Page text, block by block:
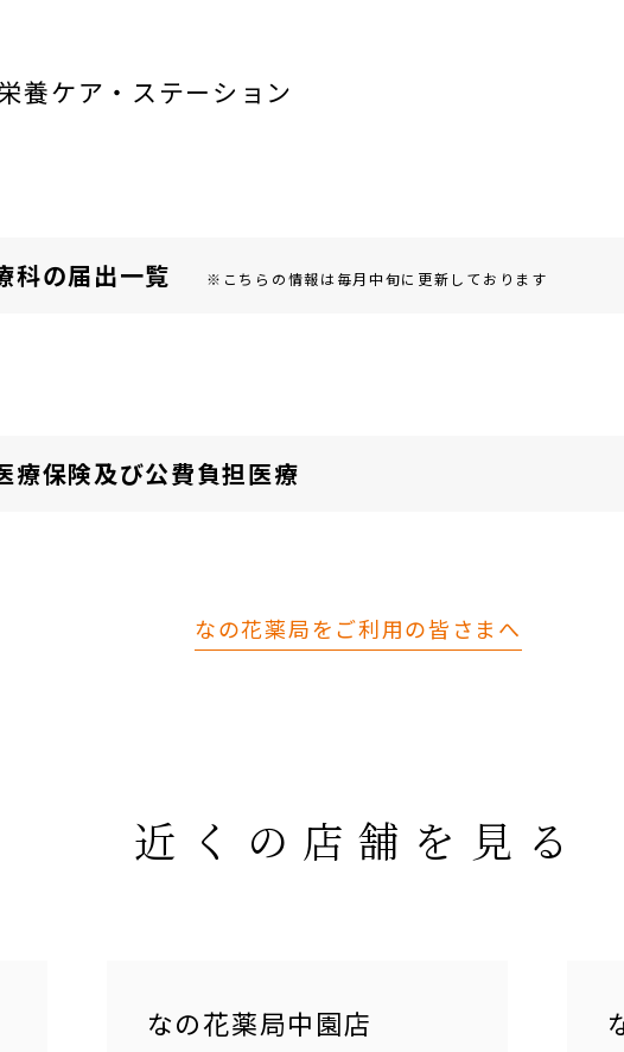
養ケア・ステーション
科の届出⼀覧 ※こちらの情報は毎月中旬に更新しております
療保険及び公費負担医療
なの花薬局をご利用の皆さまへ
近くの店舗を見る
なの花薬局中園店